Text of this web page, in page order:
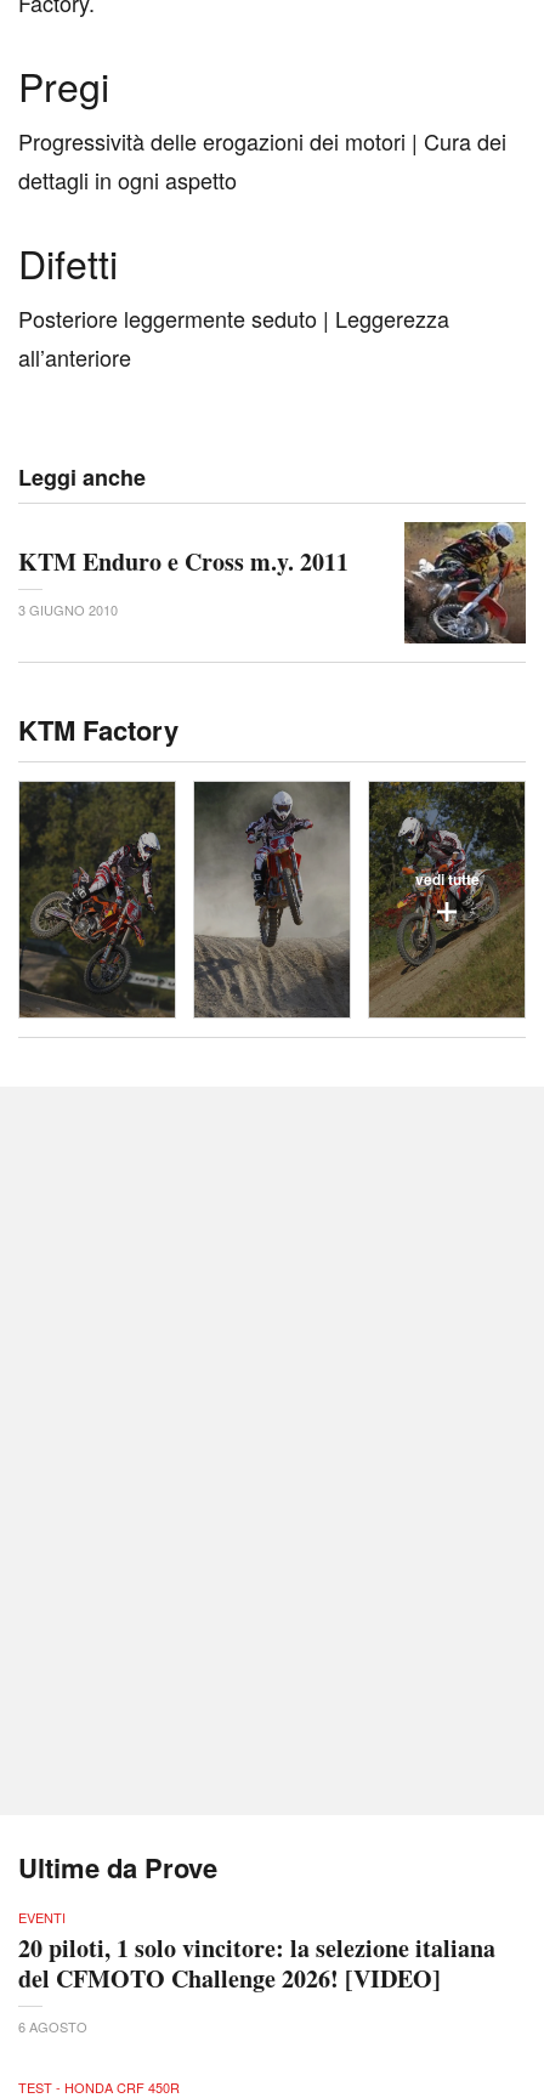
Pregi
Progressività delle erogazioni dei motori | Cura dei
dettagli in ogni aspetto
Difetti
Posteriore leggermente seduto | Leggerezza
all’anteriore
Leggi anche
KTM Enduro e Cross m.y. 2011
3 GIUGNO 2010
KTM Factory
vedi tutte
Ultime da Prove
EVENTI
20 piloti, 1 solo vincitore: la selezione italiana
del CFMOTO Challenge 2026! [VIDEO]
6 AGOSTO
TEST - HONDA CRF 450R